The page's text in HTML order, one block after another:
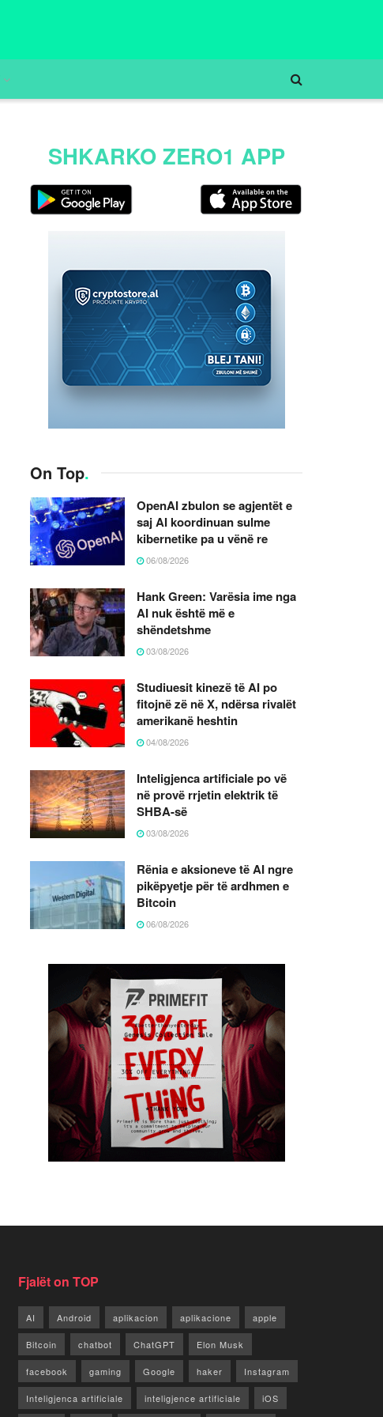
SHKARKO ZERO1 APP
On Top.
OpenAI zbulon se agjentët e
saj AI koordinuan sulme
kibernetike pa u vënë re
06/08/2026
Hank Green: Varësia ime nga
AI nuk është më e
shëndetshme
03/08/2026
Studiuesit kinezë të AI po
fitojnë zë në X, ndërsa rivalët
amerikanë heshtin
04/08/2026
Inteligjenca artificiale po vë
në provë rrjetin elektrik të
SHBA-së
03/08/2026
Rënia e aksioneve të AI ngre
pikëpyetje për të ardhmen e
Bitcoin
06/08/2026
Fjalët on TOP
AI Android aplikacion aplikacione apple
Bitcoin chatbot ChatGPT Elon Musk
facebook gaming Google haker Instagram
Inteligjenca artificiale inteligjence artificiale iOS